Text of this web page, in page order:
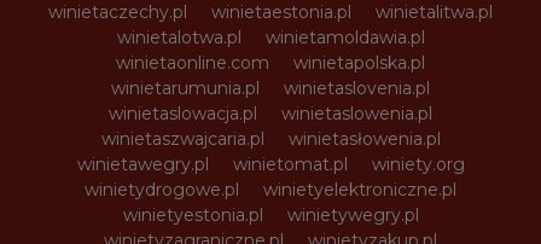
winietaczechy.pl
winietaestonia.pl
winietalitwa.pl
winietalotwa.pl
winietamoldawia.pl
winietaonline.com
winietapolska.pl
winietarumunia.pl
winietaslovenia.pl
winietaslowacja.pl
winietaslowenia.pl
winietaszwajcaria.pl
winietasłowenia.pl
winietawegry.pl
winietomat.pl
winiety.org
winietydrogowe.pl
winietyelektroniczne.pl
winietyestonia.pl
winietywegry.pl